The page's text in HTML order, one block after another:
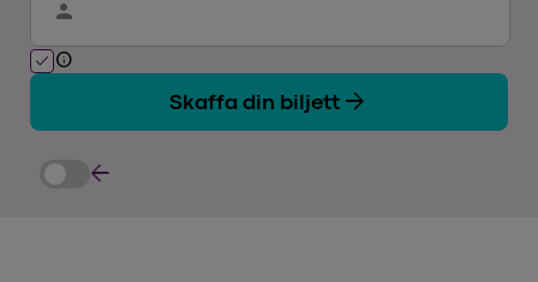
person
check info
Skaffa din biljett arrow_forward
arrow_back